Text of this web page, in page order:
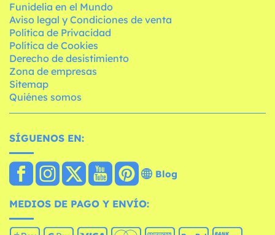
Funidelia en el Mundo
Aviso legal y Condiciones de venta
Política de Privacidad
Política de Cookies
Derecho de desistimiento
Zona de empresas
Sitemap
Quiénes somos
SÍGUENOS EN:
Blog
MEDIOS DE PAGO Y ENVÍO: